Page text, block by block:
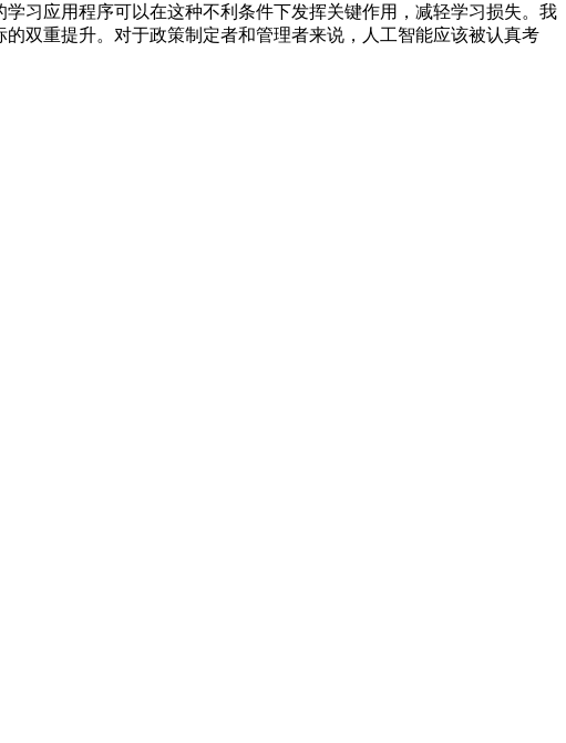
习应用程序可以在这种不利条件下发挥关键作用，减轻学习损失。我
双重提升。对于政策制定者和管理者来说，人工智能应该被认真考